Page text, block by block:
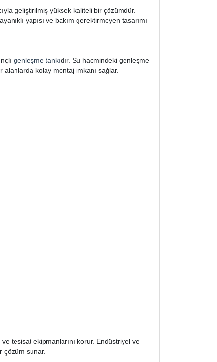
geliştirilmiş yüksek kaliteli bir çözümdür.
yapısı ve bakım gerektirmeyen tasarımı
genleşme tankıdır. Su hacmindeki genleşme
alanlarda kolay montaj imkanı sağlar.
tesisat ekipmanlarını korur. Endüstriyel ve
çözüm sunar.